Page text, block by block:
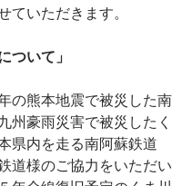
ていただきます。
ついて」
の熊本地震で被災した南
州豪雨災害で被災したく
県内を走る南阿蘇鉄道
道様のご協力をいただい